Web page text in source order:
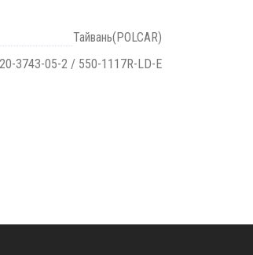
Тайвань(POLCAR)
3743-05-2 / 550-1117R-LD-E